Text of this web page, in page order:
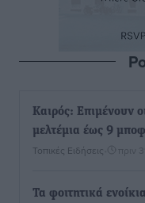
Καιρός: Επιμένουν
μελτέμια έως 9
Τοπικές Ειδήσεις πριν
Τα φοιτητικά